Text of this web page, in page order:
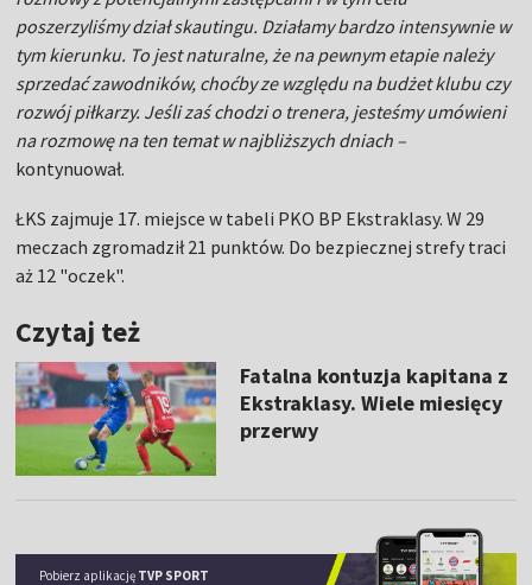
poszerzyliśmy dział skautingu. Działamy bardzo intensywnie w
tym kierunku. To jest naturalne, że na pewnym etapie należy
sprzedać zawodników, choćby ze względu na budżet klubu czy
rozwój piłkarzy. Jeśli zaś chodzi o trenera, jesteśmy umówieni
na rozmowę na ten temat w najbliższych dniach –
kontynuował.
ŁKS zajmuje 17. miejsce w tabeli PKO BP Ekstraklasy. W 29
meczach zgromadził 21 punktów. Do bezpiecznej strefy traci
aż 12 "oczek".
Czytaj też
Fatalna kontuzja kapitana z
Ekstraklasy. Wiele miesięcy
przerwy
Pobierz aplikację TVP SPORT